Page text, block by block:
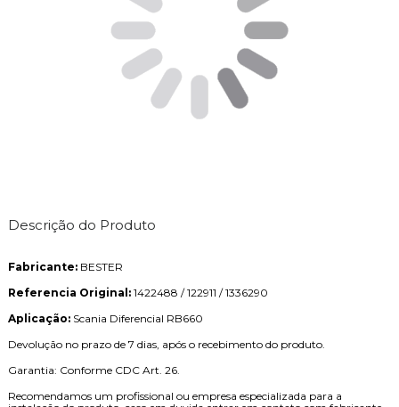
Descrição do Produto
Fabricante: BESTER
Referencia Original:1422488 / 122911 / 1336290
Aplicação: Scania Diferencial RB660
Devolução no prazo de 7 dias, após o recebimento do produto.
Garantia: Conforme CDC Art. 26.
Recomendamos um profissional ou empresa especializada para a